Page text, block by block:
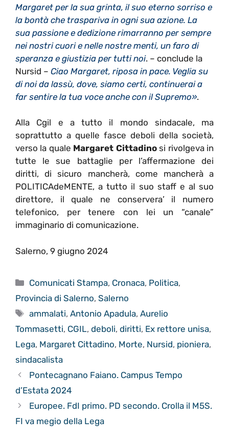
Margaret per la sua grinta, il suo eterno sorriso e
la bontà che traspariva in ogni sua azione. La
sua passione e dedizione rimarranno per sempre
nei nostri cuori e nelle nostre menti, un faro di
speranza e giustizia per tutti noi. – conclude la
Nursid – Ciao Margaret, riposa in pace. Veglia su
di noi da lassù, dove, siamo certi, continuerai a
far sentire la tua voce anche con il Supremo».
Alla Cgil e a tutto il mondo sindacale, ma
soprattutto a quelle fasce deboli della società,
verso la quale Margaret Cittadinosi rivolgeva in
tutte le sue battaglie per l’affermazione dei
diritti, di sicuro mancherà, come mancherà a
POLITICAdeMENTE, a tutto il suo staff e al suo
direttore, il quale ne conservera’ il numero
telefonico, per tenere con lei un “canale”
immaginario di comunicazione.
Salerno, 9 giugno 2024
Categorie
Comunicati Stampa, Cronaca, Politica,
Provincia di Salerno, Salerno
Tag
ammalati,Antonio Apadula,Aurelio
Tommasetti, CGIL, deboli, diritti, Ex rettore unisa,
Lega, Margaret Cittadino, Morte, Nursid, pioniera,
sindacalista
Pontecagnano Faiano. Campus Tempo
d’Estata 2024
Europee. FdI primo. PD secondo. Crolla il M5S.
FI va megio della Lega